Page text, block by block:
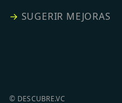
→ SUGERIR MEJORAS
© DESCUBRE.VC